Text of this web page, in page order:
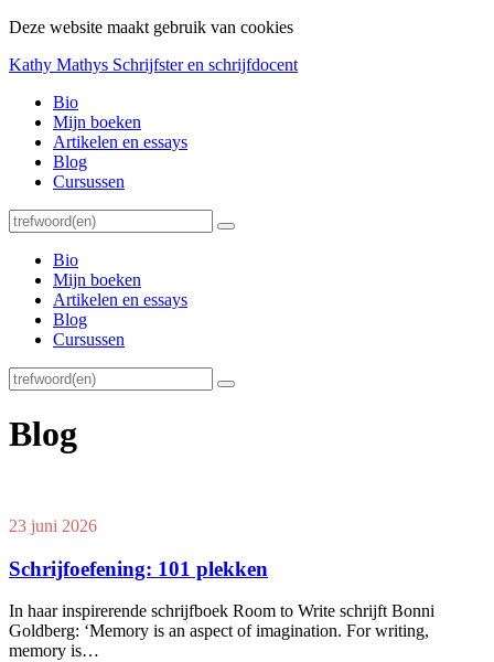
Deze website maakt gebruik van cookies
Kathy Mathys Schrijfster en schrijfdocent
Bio
Mijn boeken
Artikelen en essays
Blog
Cursussen
Bio
Mijn boeken
Artikelen en essays
Blog
Cursussen
Blog
23 juni 2026
Schrijfoefening: 101 plekken
In haar inspirerende schrijfboek Room to Write schrijft Bonni
Goldberg: ‘Memory is an aspect of imagination. For writing,
memory is…